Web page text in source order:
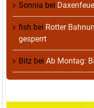
Sonnia bei
fish bei Rotter
gesperrt
Bitz bei Ab Montag: